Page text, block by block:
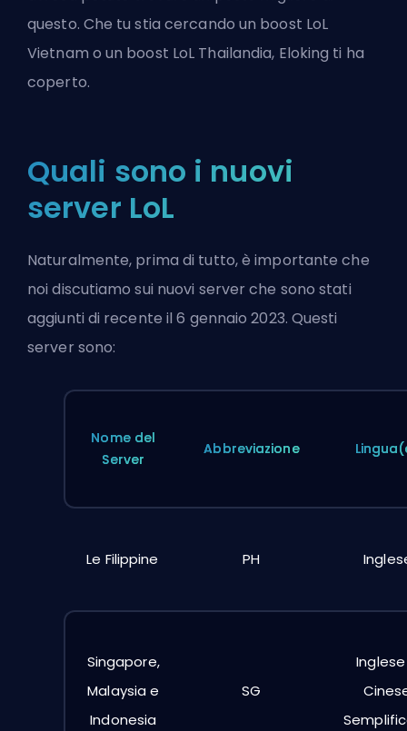
questo. Che tu stia cercando un boost LoL
Vietnam o un boost LoL Thailandia, Eloking ti ha
coperto.
Quali sono i nuovi
server LoL
Naturalmente, prima di tutto, è importante che
noi discutiamo sui nuovi server che sono stati
aggiunti di recente il 6 gennaio 2023. Questi
server sono:
Nome del
Server
Abbreviazione
Le Filippine PH
Singapore,
Malaysia e
Indonesia
SG